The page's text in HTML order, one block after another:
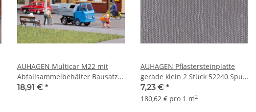
AUHAGEN Multicar M22 mit
Abfallsammelbehälter Bausatz
41645 Spur H0
18,91 € *
AUHAGEN Pflastersteinplatte
gerade klein 2 Stück 52240 Spur
H0 TT
7,23 € *
180,62 € pro 1 m2